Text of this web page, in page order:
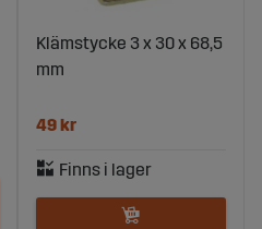
Klämstycke 3 x 30 x 68,5
mm
49 kr